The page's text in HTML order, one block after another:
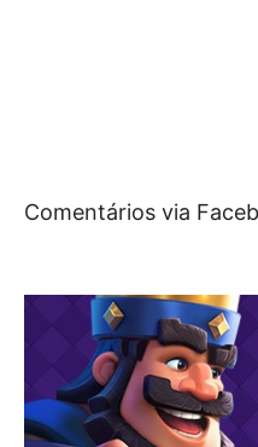
Comentários via